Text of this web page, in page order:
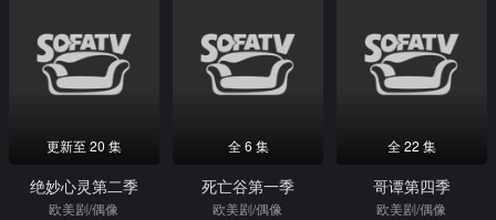
更新至 20 集
绝妙心灵第二季
欧美剧/偶像
全 6 集
死亡谷第一季
欧美剧/偶像
全 22 集
哥谭第四季
欧美剧/偶像